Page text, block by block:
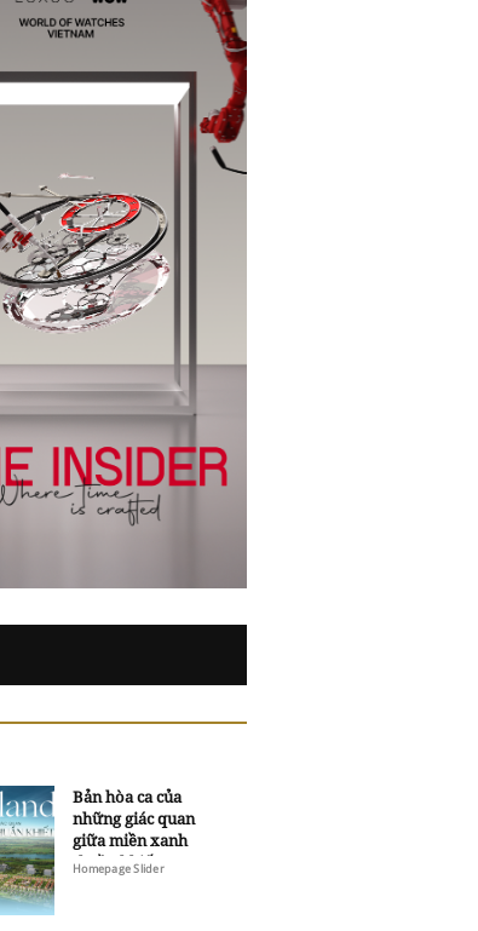
Bản hòa ca của
những giác quan
giữa miền xanh
thuần khiết
Homepage Slider